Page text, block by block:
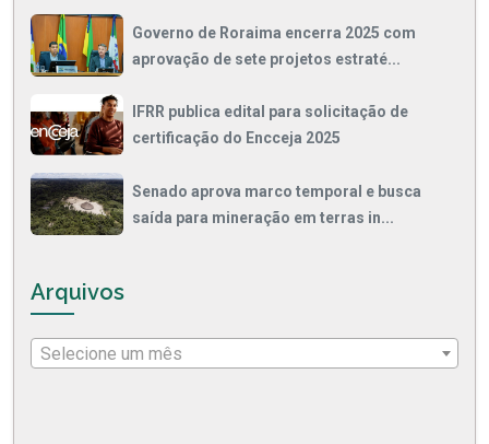
Governo de Roraima encerra 2025 com
aprovação de sete projetos estraté...
IFRR publica edital para solicitação de
certificação do Encceja 2025
Senado aprova marco temporal e busca
saída para mineração em terras in...
Arquivos
Selecione um mês